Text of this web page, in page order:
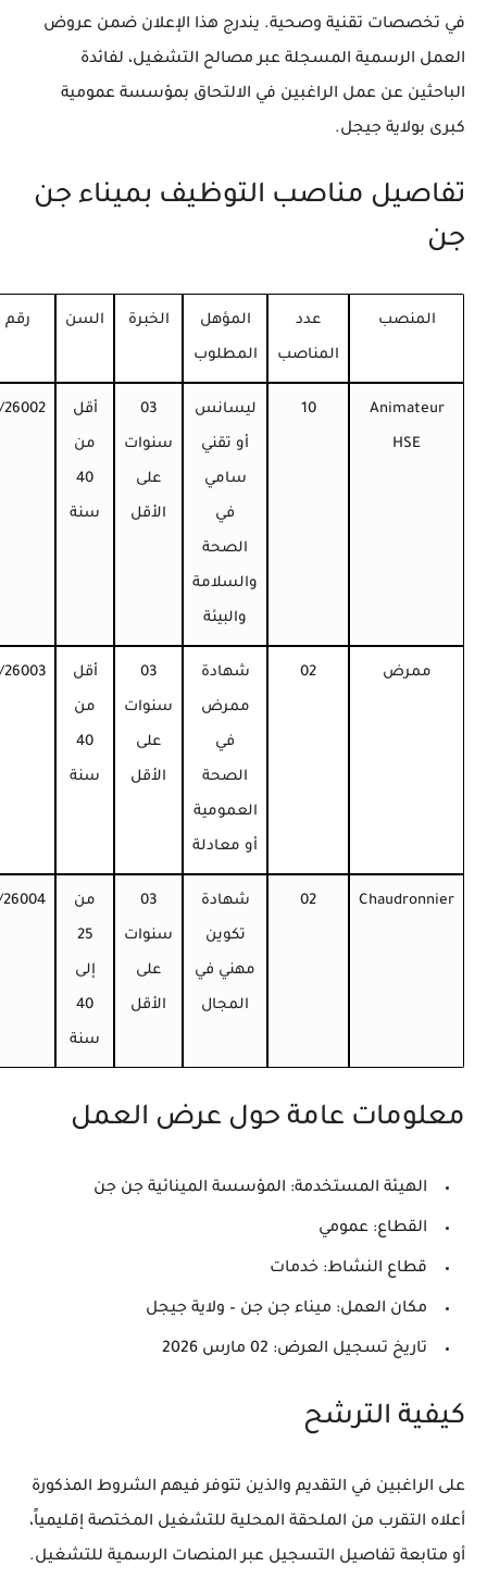
في تخصصات تقنية وصحية. يندرج هذا الإعلان ضمن عروض
العمل الرسمية المسجلة عبر مصالح التشغيل، لفائدة
الباحثين عن عمل الراغبين في الالتحاق بمؤسسة عمومية
كبرى بولاية جيجل.
تفاصيل مناصب التوظيف بميناء جن
جن
المنصب عدد
المناصب
المؤهل
المطلوب
الخبرة السن
Animateur
HSE
10 ليسانس
أو تقني
سامي
في
الصحة
والسلامة
والبيئة
03
سنوات
على
الأقل
أقل
من
40
سنة
26002
ممرض 02 شهادة
ممرض
في
الصحة
العمومية
أو معادلة
03
سنوات
على
الأقل
أقل
من
40
سنة
26003
Chaudronnier
02 شهادة
تكوين
مهني في
المجال
03
سنوات
على
الأقل
من
25
إلى
40
سنة
26004
معلومات عامة حول عرض العمل
الهيئة المستخدمة: المؤسسة المينائية جن جن
القطاع: عمومي
قطاع النشاط: خدمات
مكان العمل: ميناء جن جن – ولاية جيجل
تاريخ تسجيل العرض:
كيفية الترشح
على الراغبين في التقديم والذين تتوفر فيهم الشروط المذكورة
أعلاه التقرب من الملحقة المحلية للتشغيل المختصة إقليمياً،
أو متابعة تفاصيل التسجيل عبر المنصات الرسمية للتشغيل.